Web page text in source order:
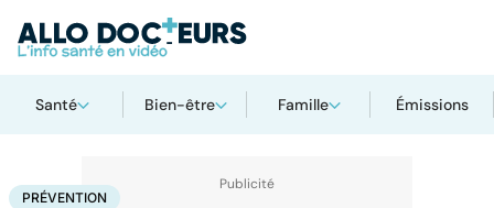
Santé Bien-être Famille Émissions
AccueilSantéMaladies Prévention
PRÉVENTION